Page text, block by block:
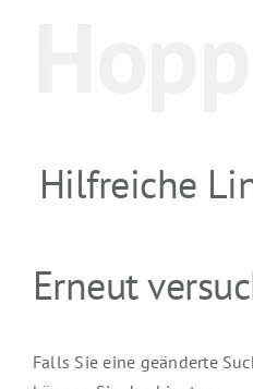
Hilfreiche
Erneut
Falls Sie eine geänderte